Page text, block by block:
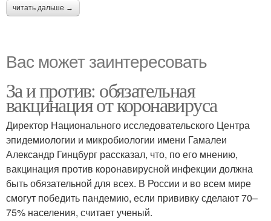
читать дальше →
Вас может заинтересовать
За и против: обязательная
вакцинация от коронавируса
Директор Национального исследовательского Центра
эпидемиологии и микробиологии имени Гамалеи
Александр Гинцбург рассказал, что, по его мнению,
вакцинация против коронавирусной инфекции должна
быть обязательной для всех. В России и во всем мире
смогут победить пандемию, если прививку сделают 70–
75% населения, считает ученый.